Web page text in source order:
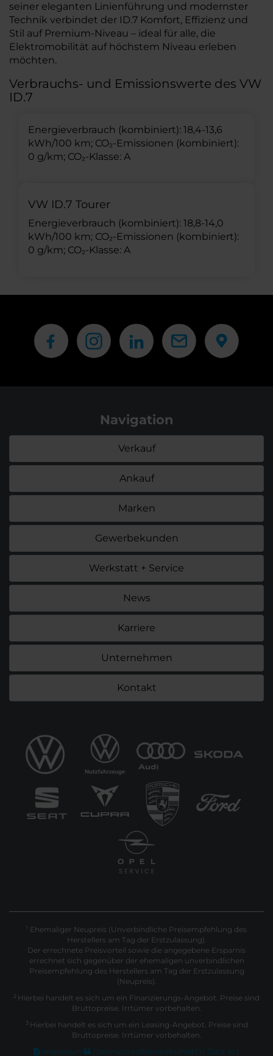
seiner eleganten Linienführung und modernster
Technik verbindet der ID.7 Komfort, Effizienz und
Stil auf Premium-Niveau – ideal für alle, die
Elektromobilität auf höchstem Niveau erleben
möchten.
Verbrauchs- und Emissionswerte des VW
ID.7
Energieverbrauch (kombiniert): 18,4-13,6
kWh/100 km; CO₂-Emissionen (kombiniert):
0 g/km; CO₂-Klasse: A
VW ID.7 Tourer
Energieverbrauch (kombiniert): 18,8-14,0
kWh/100 km; CO₂-Emissionen (kombiniert):
0 g/km; CO₂-Klasse: A
Navigation
Verkauf
Ankauf
Marken
Gewerbekunden
Werkstatt + Service
News
Karriere
Unternehmen
Kontakt
1 Ehemaliger Neupreis (Unverbindliche Preisempfehlung des
Herstellers am Tag der Erstzulassung).
Der errechnete Preisvorteil sowie die angegebene Ersparnis
errechnet sich gegenüber der ehemaligen unverbindlichen
Preisempfehlung des Herstellers am Tag der Erstzulassung
(Neupreis).
2 Hierbei handelt es sich um ein Finanzierungs-Angebot. Preise sind
Bruttopreise. Irrtümer vorbehalten.
3 Hierbei handelt es sich um ein Leasing-Angebot. Preise sind
Bruttopreise. Irrtümer vorbehalten.
Impressum
Datenschutz Barrierefreiheit EU Data Act